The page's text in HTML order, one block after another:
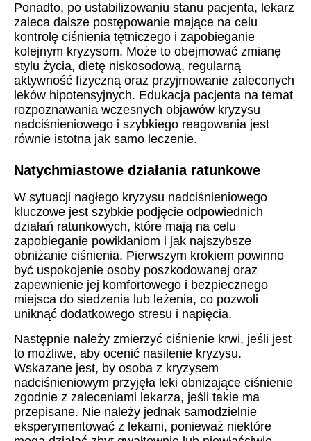
Ponadto, po ustabilizowaniu stanu pacjenta, lekarz
zaleca dalsze postępowanie mające na celu
kontrolę ciśnienia tętniczego i zapobieganie
kolejnym kryzysom. Może to obejmować zmianę
stylu życia, dietę niskosodową, regularną
aktywność fizyczną oraz przyjmowanie zaleconych
leków hipotensyjnych. Edukacja pacjenta na temat
rozpoznawania wczesnych objawów kryzysu
nadciśnieniowego i szybkiego reagowania jest
równie istotna jak samo leczenie.
Natychmiastowe działania ratunkowe
W sytuacji nagłego kryzysu nadciśnieniowego
kluczowe jest szybkie podjęcie odpowiednich
działań ratunkowych, które mają na celu
zapobieganie powikłaniom i jak najszybsze
obniżanie ciśnienia. Pierwszym krokiem powinno
być uspokojenie osoby poszkodowanej oraz
zapewnienie jej komfortowego i bezpiecznego
miejsca do siedzenia lub leżenia, co pozwoli
uniknąć dodatkowego stresu i napięcia.
Następnie należy zmierzyć ciśnienie krwi, jeśli jest
to możliwe, aby ocenić nasilenie kryzysu.
Wskazane jest, by osoba z kryzysem
nadciśnieniowym przyjęła leki obniżające ciśnienie
zgodnie z zaleceniami lekarza, jeśli takie ma
przepisane. Nie należy jednak samodzielnie
eksperymentować z lekami, ponieważ niektóre